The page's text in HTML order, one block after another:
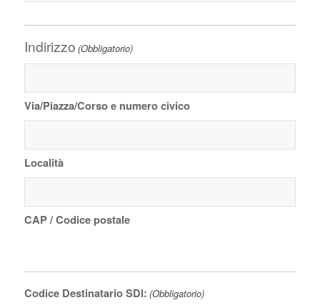
Indirizzo (Obbligatorio)
Via/Piazza/Corso e numero civico
Località
CAP / Codice postale
Codice Destinatario SDI: (Obbligatorio)